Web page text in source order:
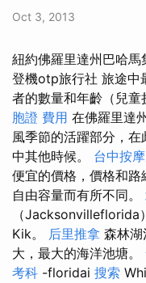
Oct 3, 2013
紐約佛羅里達州巴哈
登機otp旅行社 旅途中
者的數量和年齡（兒童
胞證 費用 在佛羅里達
風季節的活躍部分，
中其他時候。 台中按
便宜的價格，價格和
自由容量而有所不同。
（Jacksonvilleflorida
Kik。 后里推拿 森林
大，最大的海洋池塘。
考科 -floridai 搜索